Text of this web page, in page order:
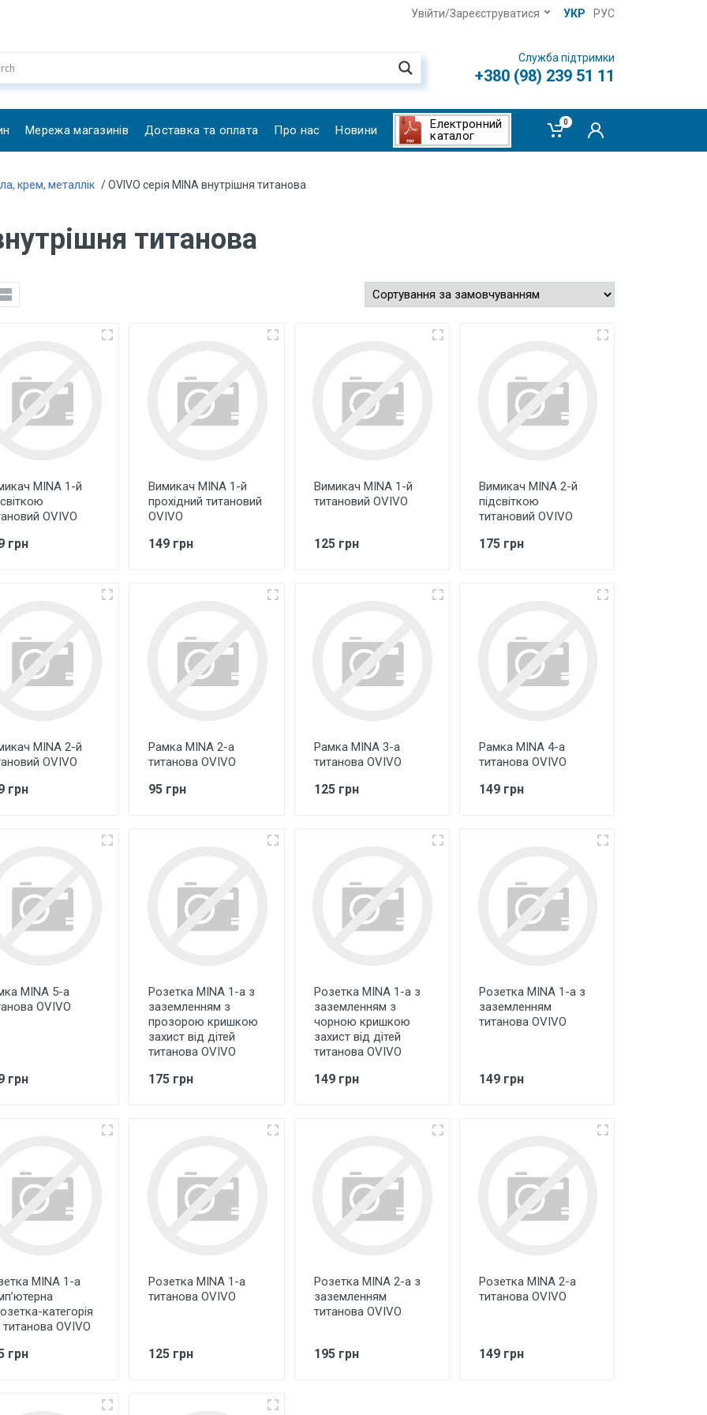
Увійти/Зареєструватися УКР РУС
Служба підтримки
+380 (98) 239 51 11
Мережа магазинів Доставка та оплата Про нас Новини
Електронний
каталог
0
крем, металлік / OVIVO серія MINA внутрішня титанова
титанова
MINA 1-й
OVIVO
грн
Вимикач MINA 1-й
прохідний титановий
OVIVO
149 грн
Вимикач MINA 1-й
титановий OVIVO
125 грн
Вимикач MINA 2-й
підсвіткою
титановий OVIVO
175 грн
MINA 2-й
OVIVO
грн
Рамка MINA 2-а
титанова OVIVO
95 грн
Рамка MINA 3-а
титанова OVIVO
125 грн
Рамка MINA 4-а
титанова OVIVO
149 грн
MINA 5-а
OVIVO
грн
Розетка MINA 1-а з
заземленням з
прозорою кришкою
захист від дітей
титанова OVIVO
175 грн
Розетка MINA 1-а з
заземленням з
чорною кришкою
захист від дітей
титанова OVIVO
149 грн
Розетка MINA 1-а з
заземленням
титанова OVIVO
149 грн
MINA 1-а
категорія
OVIVO
грн
Розетка MINA 1-а
титанова OVIVO
125 грн
Розетка MINA 2-а з
заземленням
титанова OVIVO
195 грн
Розетка MINA 2-а
титанова OVIVO
149 грн